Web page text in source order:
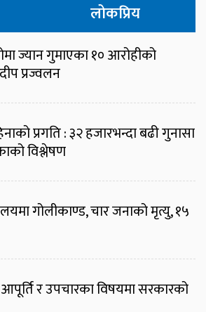
लोकप्रिय
ज्यान गुमाएका १० आरोहीको
प्रज्वलन
प्रगति : ३२ हजारभन्दा बढी गुनासा
विश्लेषण
गोलीकाण्ड, चार जनाको मृत्यु, १५
आपूर्ति र उपचारका विषयमा सरकारको